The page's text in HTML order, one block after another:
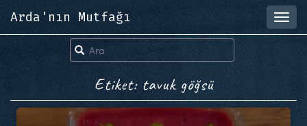
Arda'nın Mutfağı
Etiket: tavuk göğsü